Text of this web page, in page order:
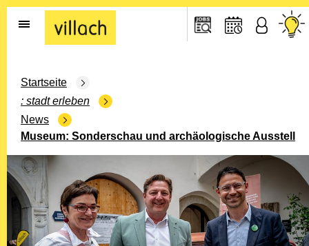
Gehe zur Startseite
Startseite
stadt erleben
News
Museum: Sonderschau und archäologische